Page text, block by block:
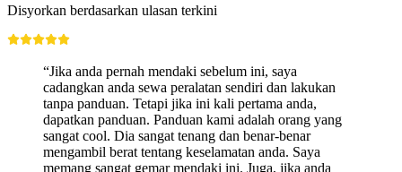
Disyorkan berdasarkan ulasan terkini
“Jika anda pernah mendaki sebelum ini, saya
cadangkan anda sewa peralatan sendiri dan lakukan
tanpa panduan. Tetapi jika ini kali pertama anda,
dapatkan panduan. Panduan kami adalah orang yang
sangat cool. Dia sangat tenang dan benar-benar
mengambil berat tentang keselamatan anda. Saya
memang sangat gemar mendaki ini. Juga, jika anda